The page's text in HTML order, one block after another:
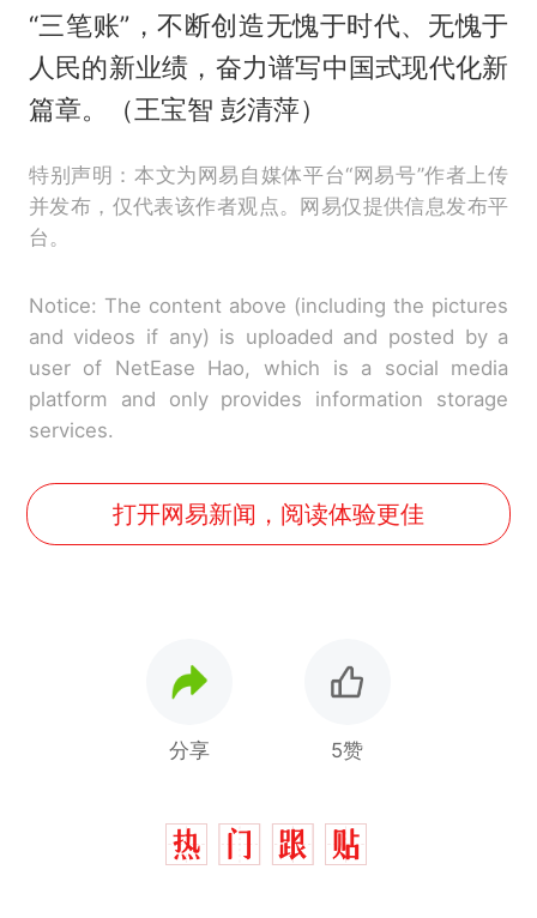
“三笔账”，不断创造无愧于时代、无愧于
人民的新业绩，奋力谱写中国式现代化新
篇章。（王宝智 彭清萍）
特别声明：本文为网易自媒体平台“网易号”作者上传
并发布，仅代表该作者观点。网易仅提供信息发布平
台。
Notice: The content above (including the pictures
and videos if any) is uploaded and posted by a
user of NetEase Hao, which is a social media
platform and only provides information storage
services.
打开网易新闻，阅读体验更佳
分享 5赞